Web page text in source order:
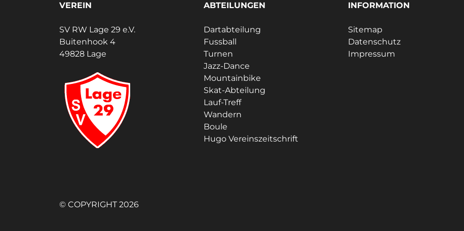
VEREIN
SV RW Lage 29 e.V.
Buitenhook 4
49828 Lage
ABTEILUNGEN
Dartabteilung
Fussball
Turnen
Jazz-Dance
Mountainbike
Skat-Abteilung
Lauf-Treff
Wandern
Boule
Hugo Vereinszeitschrift
INFORMATION
Sitemap
Datenschutz
Impressum
© COPYRIGHT 2026